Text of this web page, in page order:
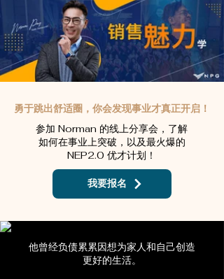
勇于跳出舒适圈，你会发现事业才真正开启！
参加 Norman 的线上分享会，了解
如何在事业上突破，以及最火爆的
NEP2.0 优才计划！
我要报名
他曾经负债累累因想为家人和自己创造
更好的生活。